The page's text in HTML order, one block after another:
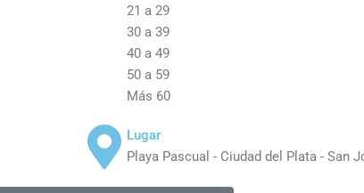
21 a 29
30 a 39
40 a 49
50 a 59
Más 60
Lugar
Playa Pascual - Ciudad del Plata - San